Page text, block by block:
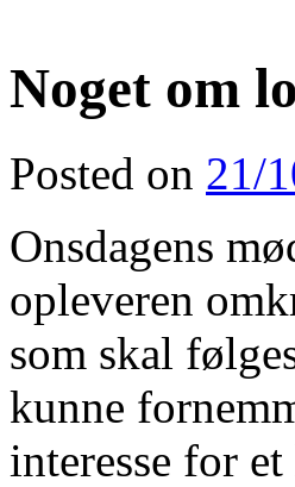
Noget om
Posted on 21/
Onsdagens
opleveren
som skal
kunne
interesse for